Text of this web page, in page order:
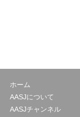
ホーム
AASJについて
AASJチャンネル